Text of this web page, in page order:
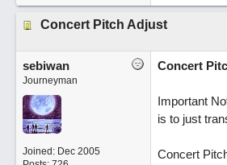
Concert Pitch Adjust
sebiwan
Journeyman
Joined: Dec 2005
Concert
Important
is to just
Concert